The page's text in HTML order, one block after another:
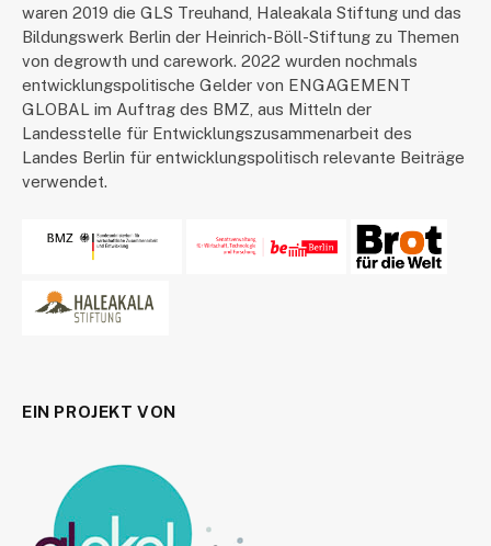
waren 2019 die GLS Treuhand, Haleakala Stiftung und das
Bildungswerk Berlin der Heinrich-Böll-Stiftung zu Themen
von degrowth und carework. 2022 wurden nochmals
entwicklungspolitische Gelder von ENGAGEMENT
GLOBAL im Auftrag des BMZ, aus Mitteln der
Landesstelle für Entwicklungszusammenarbeit des
Landes Berlin für entwicklungspolitisch relevante Beiträge
verwendet.
EIN PROJEKT VON